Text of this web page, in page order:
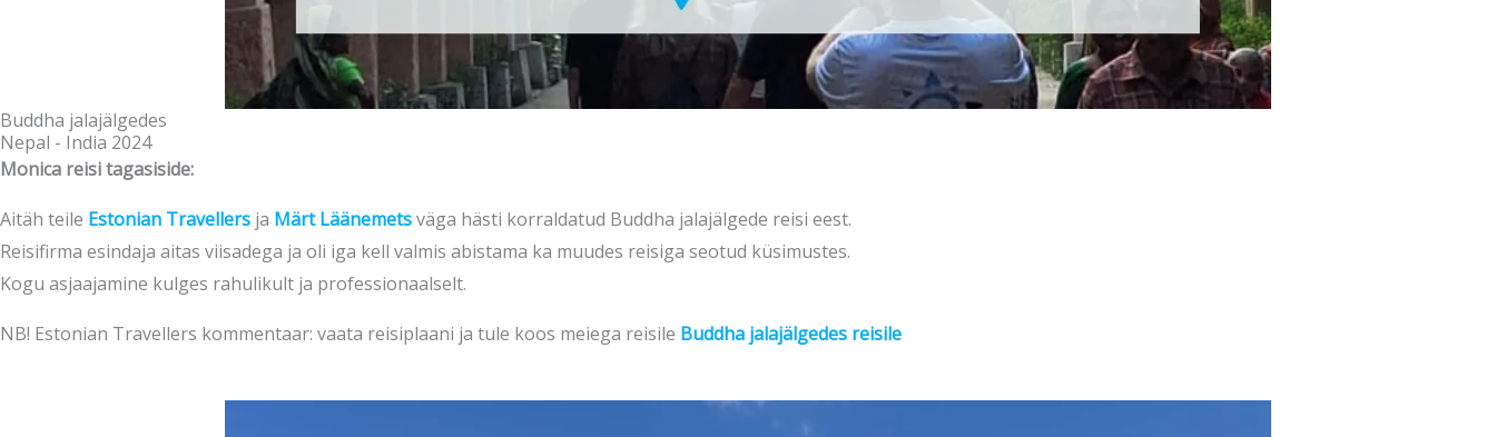
Buddha jalajälgedes
Nepal - India 2024
Monica reisi tagasiside:
Aitäh teile Estonian Travellers ja Märt Läänemetsväga hästi korraldatud Buddha jalajälgede reisi eest.
Reisifirma esindaja aitas viisadega ja oli iga kell valmis abistama ka muudes reisiga seotud küsimustes.
Kogu asjaajamine kulges rahulikult ja professionaalselt.
NB! Estonian Travellers kommentaar: vaata reisiplaani ja tule koos meiega reisile Buddha jalajälgedes reisile